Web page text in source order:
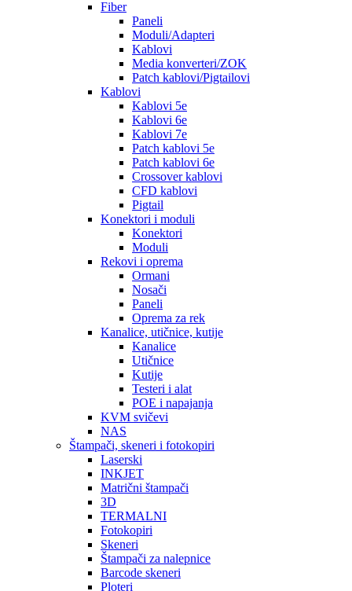
Fiber
Paneli
Moduli/Adapteri
Kablovi
Media konverteri/ZOK
Patch kablovi/Pigtailovi
Kablovi
Kablovi 5e
Kablovi 6e
Kablovi 7e
Patch kablovi 5e
Patch kablovi 6e
Crossover kablovi
CFD kablovi
Pigtail
Konektori i moduli
Konektori
Moduli
Rekovi i oprema
Ormani
Nosači
Paneli
Oprema za rek
Kanalice, utičnice, kutije
Kanalice
Utičnice
Kutije
Testeri i alat
POE i napajanja
KVM svičevi
NAS
Štampači, skeneri i fotokopiri
Laserski
INKJET
Matrični štampači
3D
TERMALNI
Fotokopiri
Skeneri
Štampači za nalepnice
Barcode skeneri
Ploteri